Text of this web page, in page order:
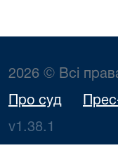
2026 © Всі
Про суд
v1.38.1